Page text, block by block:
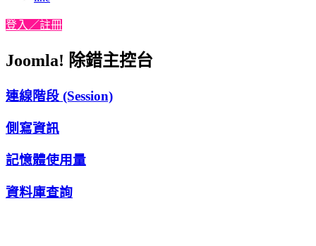
登入／註冊
Joomla! 除錯主控台
連線階段 (Session)
側寫資訊
記憶體使用量
資料庫查詢